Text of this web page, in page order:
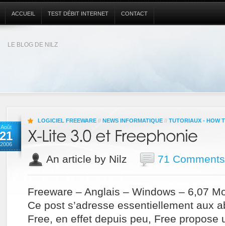
LE BLOG DE NILZ
ACCUEIL TEST DÉBIT INTERNET CONTACT
Août
21
2006
LOGICIEL FREEWARE // NEWS INFORMATIQUE // TUTORIAUX - HOW
An article by Nilz 71 Comments
Freeware – Anglais – Windows – 6,07
Ce post s’adresse essentiellement aux
Free, en effet depuis peu, Free propose